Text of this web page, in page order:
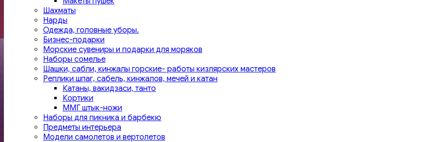
Шахматы
Нарды
Одежда, головные уборы.
Бизнес-подарки
Морские сувениры и подарки для моряков
Наборы сомелье
Шашки, сабли, кинжалы горские- работы кизлярских мастеров
Реплики шпаг, сабель, кинжалов, мечей и катан
Катаны, вакидзаси, танто
Кортики
ММГ штык-ножи
Наборы для пикника и барбекю
Предметы интерьера
Модели самолетов и вертолетов